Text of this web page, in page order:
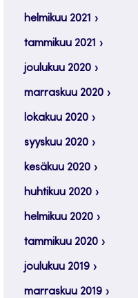
helmikuu 2021
tammikuu 2021
joulukuu 2020
marraskuu 2020
lokakuu 2020
syyskuu 2020
kesäkuu 2020
huhtikuu 2020
helmikuu 2020
tammikuu 2020
joulukuu 2019
marraskuu 2019